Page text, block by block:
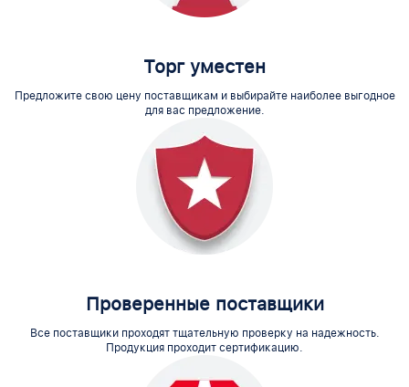
Торг уместен
Предложите свою цену поставщикам и выбирайте наиболее выгодное
для вас предложение.
Проверенные поставщики
Все поставщики проходят тщательную проверку на надежность.
Продукция проходит сертификацию.